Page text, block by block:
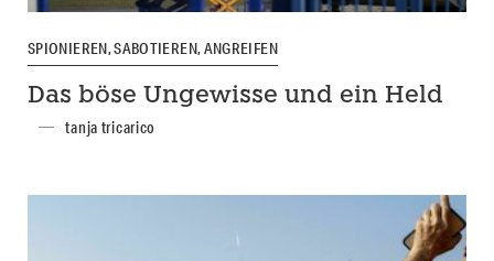
SPIONIEREN, SABOTIEREN, ANGREIFEN
Das böse Ungewisse und ein Held
tanja tricarico